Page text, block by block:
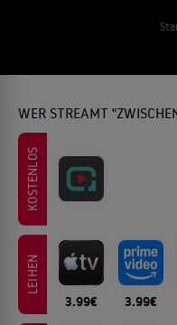
WER STREAMT
KOSTENLOS
LEIHEN
3.99€ 3.99€